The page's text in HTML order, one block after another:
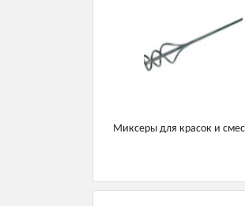
Миксеры для красок и